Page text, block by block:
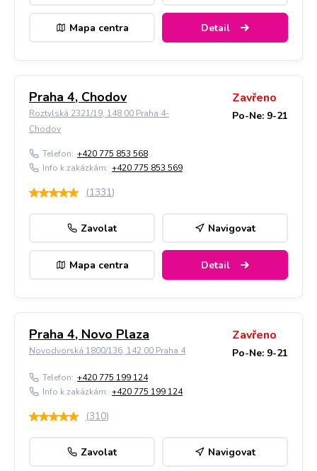
Mapa centra Detail
Praha 4, Chodov
Roztylská 2321/19, 148 00 Praha 4-
Chodov
Zavřeno
Po-Ne: 9-21
Telefon: +420 775 853 568
Info k zakázkám: +420 775 853 569
(1331)
Zavolat Navigovat
Mapa centra Detail
Praha 4, Novo Plaza
Novodvorská 1800/136, 142 00 Praha 4
Zavřeno
Po-Ne: 9-21
Telefon: +420 775 199 124
Info k zakázkám: +420 775 199 124
(310)
Zavolat Navigovat